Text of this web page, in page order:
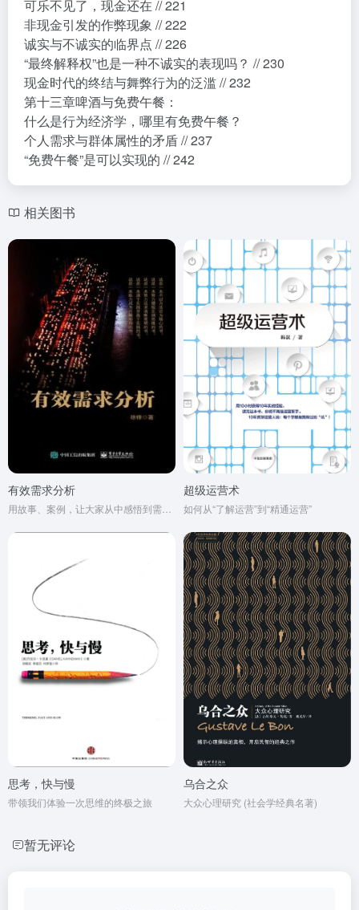
可乐不见了，现金还在 // 221
非现金引发的作弊现象 // 222
诚实与不诚实的临界点 // 226
“最终解释权”也是一种不诚实的表现吗？ // 230
现金时代的终结与舞弊行为的泛滥 // 232
第十三章啤酒与免费午餐：
什么是行为经济学，哪里有免费午餐？
个人需求与群体属性的矛盾 // 237
“免费午餐”是可以实现的 // 242
相关图书
有效需求分析 超级运营术
如何从“了解运营”到“精通运营”
思考，快与慢
带领我们体验一次思维的终极之旅
乌合之众
大众心理研究 (社会学经典名著)
暂无评论